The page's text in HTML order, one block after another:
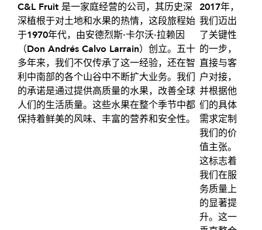
C&L Fruit 是一家庭经营的公司，其历史深
深植根于对土地和水果的热情，这段旅程始
于1970年代，由安德烈斯·卡尔沃·拉赖因
（Don Andrés Calvo Larrain）创立。 五十
多年来，我们不仅传承了这一经验，还在智
利中南部的各个山谷中不断扩大业务。我们
的承诺是通过提供高质量的水果，改善全球
人们的生活质量。这些水果在整个季节中都
保持着鲜美的风味、丰富的营养和安全性。
2017年，
我们迈出
了关键性
的一步，
直接与客
户对接，
并根据他
们的具体
需求定制
我们的价
值主张。
这标志着
我们在服
务质量上
的显著提
升。这一